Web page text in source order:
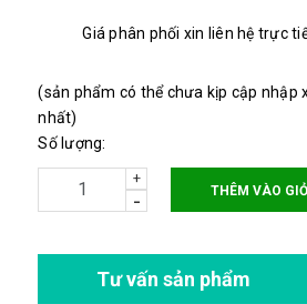
Giá phân phối xin liên hệ trực
(sản phẩm có thể chưa kịp cập nhập
nhất)
Số lượng:
+
- THÊM VÀO
Tư vấn sản phẩm